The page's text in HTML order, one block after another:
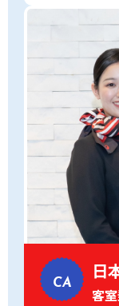
CA
日
客